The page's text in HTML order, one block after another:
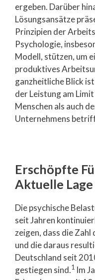
ergeben. Darüber
Lösungsansätze
Prinzipien der
Psychologie,
Modell, stützen, um
produktives
ganzheitliche Blick
der Leistung am
Menschen als auch
Unternehmens
Erschöpfte
Aktuelle Lage
Die psychische
seit Jahren
zeigen, dass die
und die daraus
Deutschland seit
gestiegen sind.1 Im